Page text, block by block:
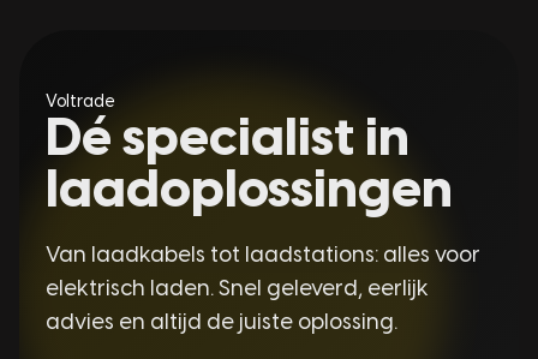
Voltrade
Dé specialist in
laadoplossingen
Van laadkabels tot laadstations: alles voor
elektrisch laden. Snel geleverd, eerlijk
advies en altijd de juiste oplossing.